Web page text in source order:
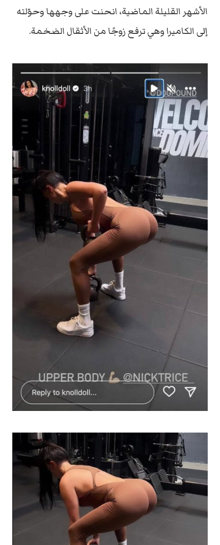
الأشهر القليلة الماضية، انحنت على وجهها وحوّلته
إلى الكاميرا وهي ترفع زوجًا من الأثقال الضخمة.